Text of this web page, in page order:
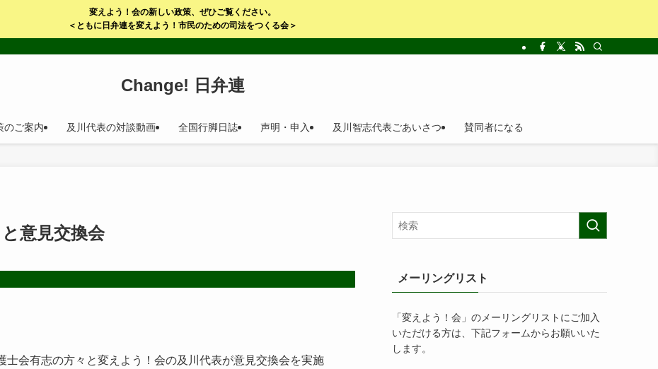
変えよう！会の新しい政策、ぜひご覧ください。
＜ともに日弁連を変えよう！市民のための司法をつくる会＞
Change! 日弁連
のご案内 及川代表の対談動画 全国行脚日誌 声明・申入 及川智志代表ごあいさつ 賛同者になる
意見交換会
士会有志の方々と変えよう！会の及川代表が意見交換会を実施
メーリングリスト
「変えよう！会」のメーリングリストにご加入
いただける方は、下記フォームからお願いいた
します。